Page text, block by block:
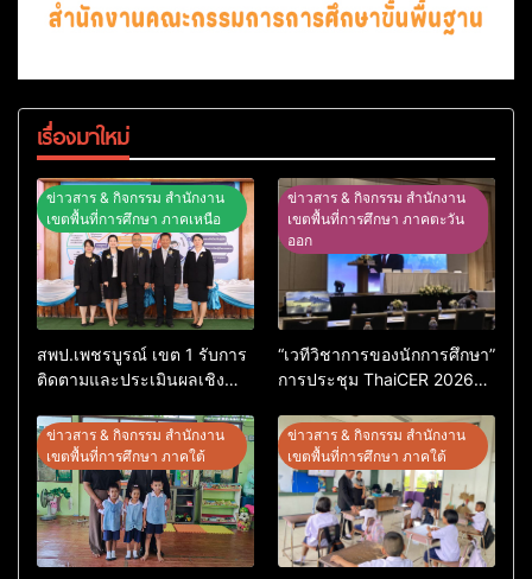
เรื่องมาใหม่
ข่าวสาร & กิจกรรม สำนักงาน
เขตพื้นที่การศึกษา ภาคเหนือ
สพป.เพชรบูรณ์ เขต 1 รับการ
ติดตามและประเมินผลเชิง
ต้นแบบ” ระดับประเทศ รุ่นที่ 3
ประจำปีงบประมาณ พ.ศ.
2569
ข่าวสาร & กิจกรรม สำนักงาน
เขตพื้นที่การศึกษา ภาคตะวัน
ออก
“เวทีวิชาการของนักการศึกษา”
การประชุม ThaiCER 2026
Conference on Education
Research (ThaiCER) 2026
ข่าวสาร & กิจกรรม สำนักงาน
เขตพื้นที่การศึกษา ภาคใต้
ข่าวสาร & กิจกรรม สำนักงาน
เขตพื้นที่การศึกษา ภาคใต้